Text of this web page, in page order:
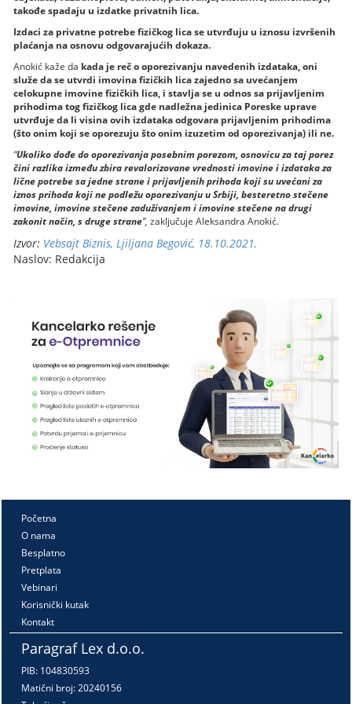
takođe spadaju u izdatke privatnih lica.
Izdaci za privatne potrebe fizičkog lica se utvrđuju u iznosu izvršenih
plaćanja na osnovu odgovarajućih dokaza.
Anokić kaže da kada je reč o oporezivanju navedenih izdataka, oni
služe da se utvrdi imovina fizičkih lica zajedno sa uvećanjem
celokupne imovine fizičkih lica, i stavlja se u odnos sa prijavljenim
prihodima tog fizičkog lica gde nadležna jedinica Poreske uprave
utvrđuje da li visina ovih izdataka odgovara prijavljenim prihodima
(što onim koji se oporezuju što onim izuzetim od oporezivanja) ili ne.
“Ukoliko dođe do oporezivanja posebnim porezom, osnovicu za taj porez
čini razlika između zbira revalorizovane vrednosti imovine i izdataka za
lične potrebe sa jedne strane i prijavljenih prihoda koji su uvećani za
iznos prihoda koji ne podležu oporezivanju u Srbiji, besteretno stečene
imovine, imovine stečene zaduživanjem i imovine stečene na drugi
zakonit način, s druge strane”, zaključuje Aleksandra Anokić.
Izvor: Vebsajt Biznis, Ljiljana Begović, 18.10.2021.
Naslov: Redakcija
Početna
O nama
Besplatno
Pretplata
Vebinari
Korisnički kutak
Kontakt
Paragraf Lex d.o.o.
PIB: 104830593
Matični broj: 20240156